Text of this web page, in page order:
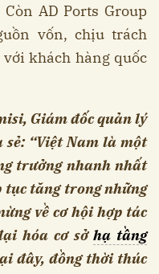
AD Ports Group
vốn, chịu trách
khách hàng quốc
Giám đốc quản lý
sẻ: “Việt Nam là một
trưởng nhanh nhất
tục tăng trong những
về cơ hội hợp tác
hóa cơ sởhạ tầng
đây, đồng thời thúc